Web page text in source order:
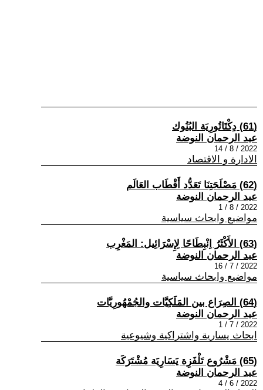
(61) دِكْتَاتُورِيَة البُنُوك
عبد الرحمان النوضة
2022 / 8 / 14
الادارة و الاقتصاد
(62) مَصْلَحَتِنَا تَعَدُّد أَقْطَاب العَالَم
عبد الرحمان النوضة
2022 / 8 / 1
مواضيع وابحاث سياسية
(63) الأَكْثَرُ اِنْبِطَاحًا لِإِسْرَائِيل: المَغْرِب
عبد الرحمان النوضة
2022 / 7 / 16
مواضيع وابحاث سياسية
(64) الصِرَاع بين المَلَكِيَّات والجُمْهُورِيَّات
عبد الرحمان النوضة
2022 / 7 / 1
ابحاث يسارية واشتراكية وشيوعية
(65) مَشْرُوع تَلْفَزِة يَسَارِيَة مُشْتَرَكَة
عبد الرحمان النوضة
2022 / 6 / 4